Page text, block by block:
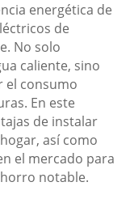
energética de
de
No solo
caliente, sino
el consumo
En este
de instalar
así como
el mercado para
notable.